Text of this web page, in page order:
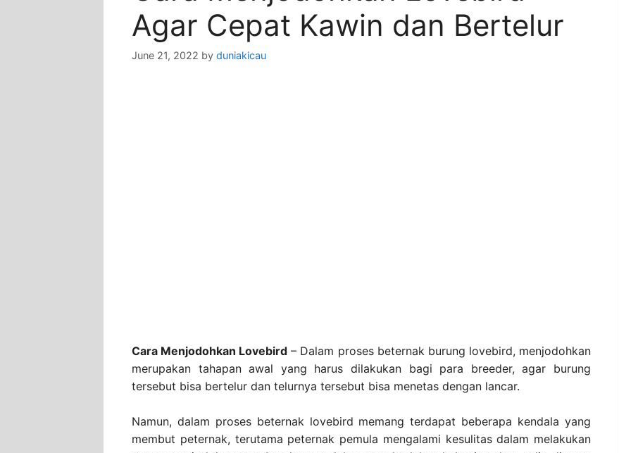
Agar Cepat Kawin dan Bertelur
June 21, 2022 by duniakicau
Cara Menjodohkan Lovebird – Dalam proses beternak burung lovebird, menjodohkan
merupakan tahapan awal yang harus dilakukan bagi para breeder, agar burung
tersebut bisa bertelur dan telurnya tersebut bisa menetas dengan lancar.
Namun, dalam proses beternak lovebird memang terdapat beberapa kendala yang
membut peternak, terutama peternak pemula mengalami kesulitas dalam melakukan